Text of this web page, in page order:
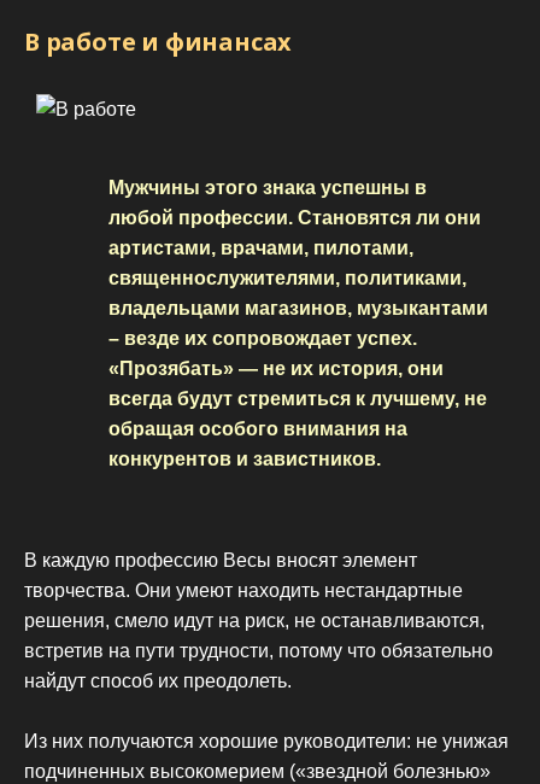
В работе и финансах
Мужчины этого знака успешны в
любой профессии. Становятся ли они
артистами, врачами, пилотами,
священнослужителями, политиками,
владельцами магазинов, музыкантами
– везде их сопровождает успех.
«Прозябать» — не их история, они
всегда будут стремиться к лучшему, не
обращая особого внимания на
конкурентов и завистников.
В каждую профессию Весы вносят элемент
творчества. Они умеют находить нестандартные
решения, смело идут на риск, не останавливаются,
встретив на пути трудности, потому что обязательно
найдут способ их преодолеть.
Из них получаются хорошие руководители: не унижая
подчиненных высокомерием («звездной болезнью»